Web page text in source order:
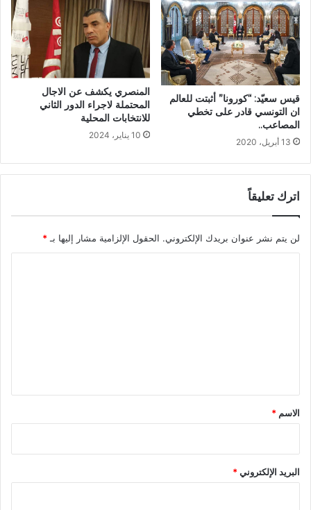
قيس سعيّد: “كورونا” أثبتت للعالم
ان التونسي قادر على تخطي
المصاعب..
13 أبريل، 2020
المنصري يكشف عن الاجال
المحتملة لاجراء الدور الثاني
للانتخابات المحلية
10 يناير، 2024
اترك تعليقاً
لن يتم نشر عنوان بريدك الإلكتروني. الحقول الإلزامية مشار إليها بـ *
*
الاسم *
البريد الإلكتروني*